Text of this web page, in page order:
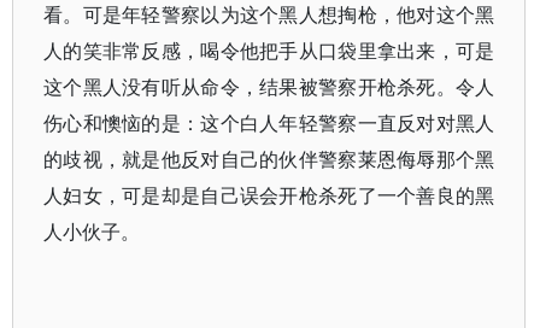
看。可是年轻警察以为这个黑人想掏枪，他对这个黑
人的笑非常反感，喝令他把手从口袋里拿出来，可是
这个黑人没有听从命令，结果被警察开枪杀死。令人
伤心和懊恼的是：这个白人年轻警察一直反对对黑人
的歧视，就是他反对自己的伙伴警察莱恩侮辱那个黑
人妇女，可是却是自己误会开枪杀死了一个善良的黑
人小伙子。